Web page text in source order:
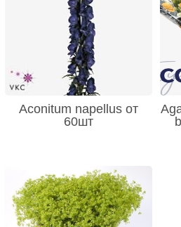
Aconitum napellus от
60шт